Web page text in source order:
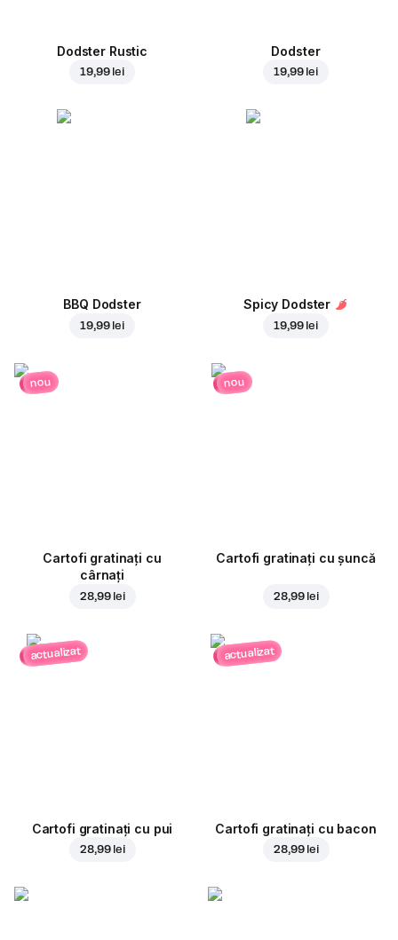
Dodster Rustic
19,99 lei
Dodster
19,99 lei
BBQ Dodster
19,99 lei
Spicy Dodster
19,99 lei
nou
Cartofi gratinați cu
cârnați
28,99 lei
nou
Cartofi gratinați cu șuncă
28,99 lei
actualizat
Cartofi gratinați cu pui
28,99 lei
actualizat
Cartofi gratinați cu bacon
28,99 lei